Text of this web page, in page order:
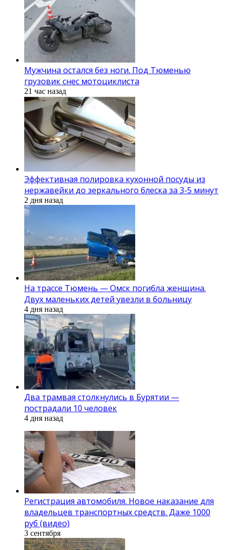
Мужчина остался без ноги. Под Тюменью
грузовик снес мотоциклиста
21 час назад
Эффективная полировка кухонной посуды из
нержавейки до зеркального блеска за 3-5 минут
2 дня назад
На трассе Тюмень — Омск погибла женщина.
Двух маленьких детей увезли в больницу
4 дня назад
Два трамвая столкнулись в Бурятии —
пострадали 10 человек
4 дня назад
Регистрация автомобиля. Новое наказание для
владельцев транспортных средств. Даже 1000
руб (видео)
3 сентября